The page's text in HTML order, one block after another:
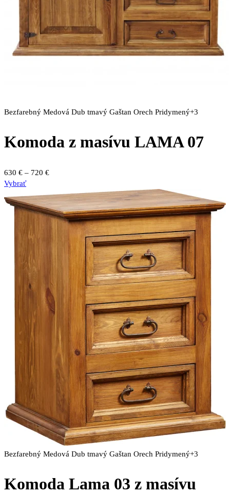
Bezfarebný Medová Dub tmavý Gaštan Orech Pridymený+3
Komoda z masívu LAMA 07
630 € – 720 €Price
630 €
through
720 €
VybraťTento
produkt
má
viacero
variantov.
Možnosti
môžete
vybrať
stránke
produktu.
Bezfarebný Medová Dub tmavý Gaštan Orech Pridymený+3
Komoda Lama 03 z masívu